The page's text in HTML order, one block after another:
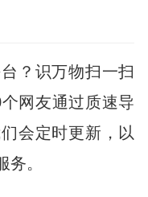
？识万物扫一扫
网友通过质速导
会定时更新，以
。